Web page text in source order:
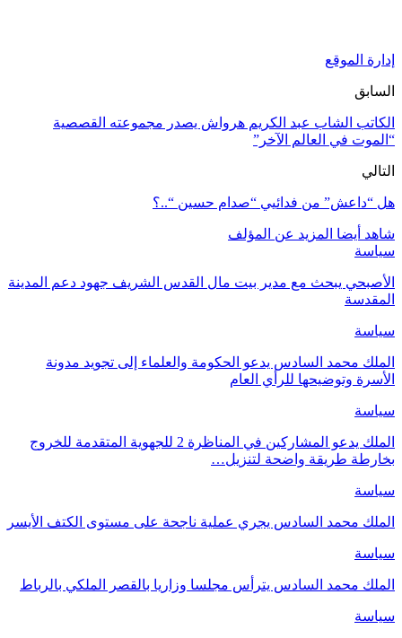
إدارة الموقع
السابق
الكاتب الشاب عبد الكريم هرواش يصدر مجموعته القصصية
“الموت في العالم الآخر”
التالي
هل “داعش” من فدائيي “صدام حسين “..؟
شاهد أيضا المزيد عن المؤلف
سياسة
الأصبحي يبحث مع مدير بيت مال القدس الشريف جهود دعم المدينة
المقدسة
سياسة
الملك محمد السادس يدعو الحكومة والعلماء إلى تجويد مدونة
الأسرة وتوضيحها للرأي العام
سياسة
الملك يدعو المشاركين في المناظرة 2 للجهوية المتقدمة للخروج
بخارطة طريقة واضحة لتنزيل…
سياسة
الملك محمد السادس يجري عملية ناجحة على مستوى الكتف الأيسر
سياسة
الملك محمد السادس يترأس مجلسا وزاريا بالقصر الملكي بالرباط
سياسة